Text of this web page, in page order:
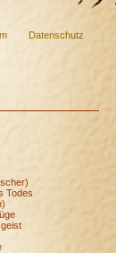
Datenschutz
Todes